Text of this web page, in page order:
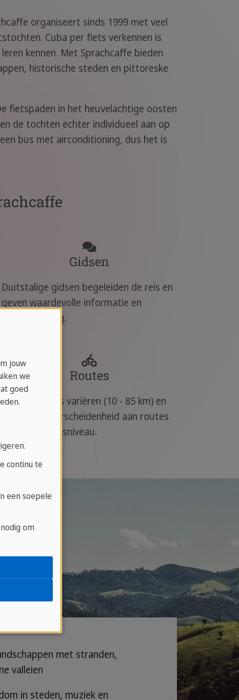
organiseert sinds 1999 met veel
Cuba per fiets verkennen is
kennen. Met Sprachcaffe bieden
historische steden en pittoreske
fietspaden in het heuvelachtige oosten
de tochten echter individueel aan op
bus met airconditioning, dus het is
Gidsen
Duitstalige gidsen begeleiden de reis en
geven waardevolle informatie en
ondersteuning.
Routes
De fietsroutes variëren (10 - 85 km) en
bieden een verscheidenheid aan routes
voor elk fitnessniveau.
met stranden,
valleien
in steden, muziek en
jouw
we
goed
continu te
een soepele
om